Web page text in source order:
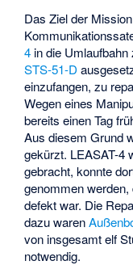
Das Ziel der
4 in die
STS-51-D
einzufangen, zu
Wegen eines
bereits einen Tag
Aus diesem Grund
gekürzt. LEASAT-4
gebracht, konnte
genommen
defekt war. Die
dazu waren
von insgesamt elf
notwendig.